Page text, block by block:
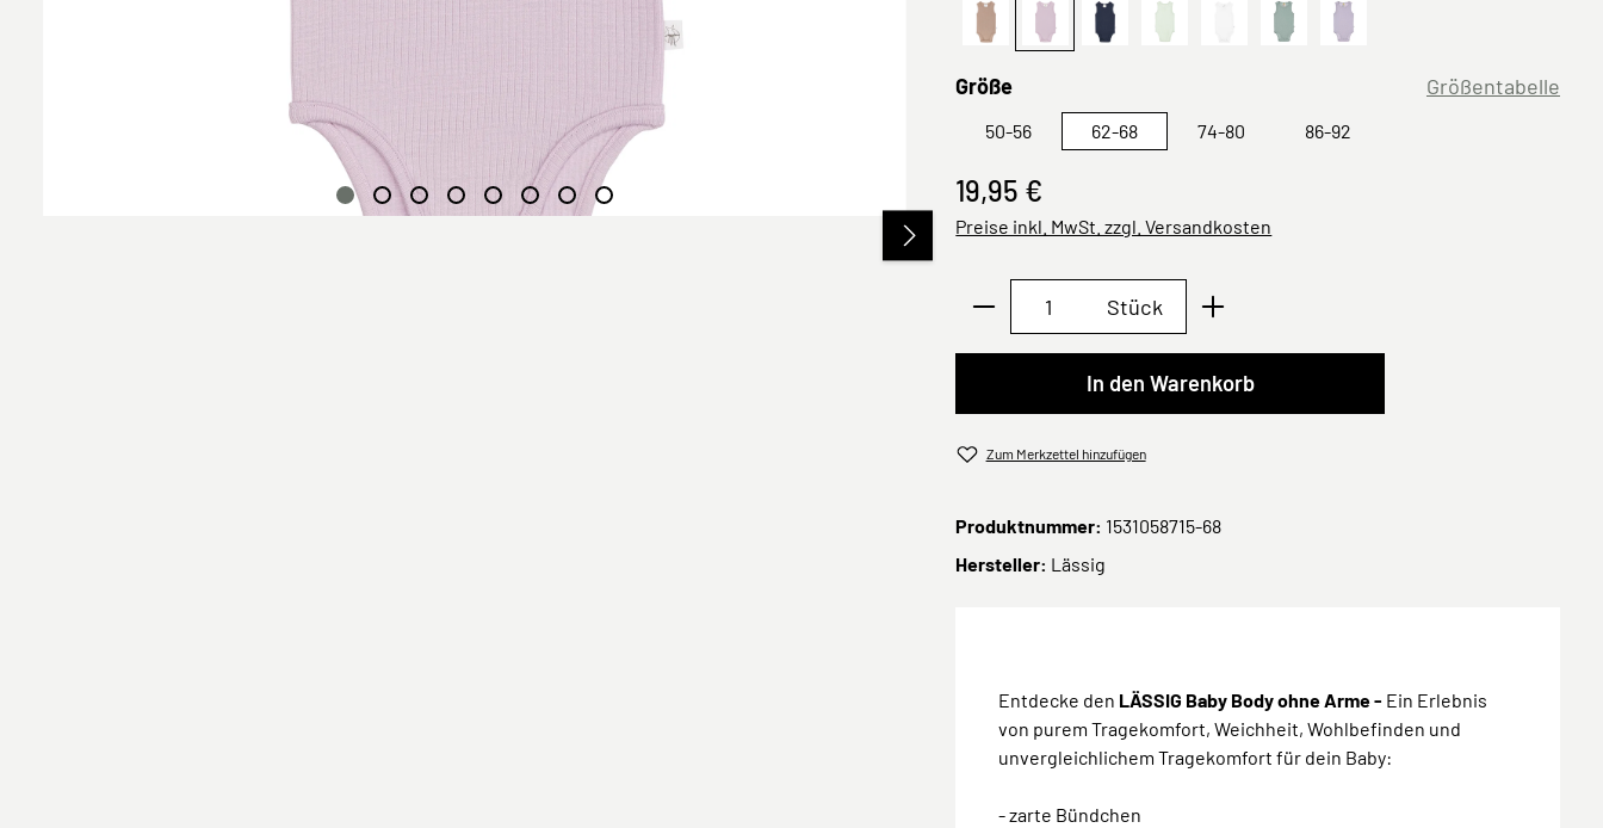
HellbraunLila Blau Mint Milky granite green
Größeauswählen Größentabelle
50-56 62-68 74-80 86-92
19,95 €
Preise inkl. MwSt. zzgl. Versandkosten
Produkt Anzahl: Gib den gewünschten Wert ein
Stück
In den Warenkorb
Zum Merkzettel hinzufügen
Produktnummer: 1531058715-68
Hersteller: Lässig
Entdecke den LÄSSIG Baby Body ohne Arme - Ein Erlebnis
von purem Tragekomfort, Weichheit, Wohlbefinden und
unvergleichlichem Tragekomfort für dein Baby:
- zarte Bündchen